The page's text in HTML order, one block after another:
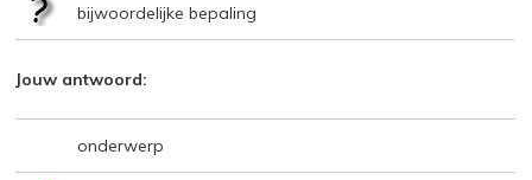
bijwoordelijke bepaling
Jouw antwoord:
onderwerp